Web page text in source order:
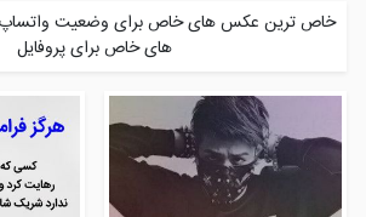
خاص ترین عکس های خاص برای وضعیت واتساپ
های خاص برای پروفایل